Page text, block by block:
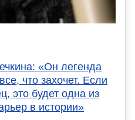
«Он легенда
что захочет. Если
это будет одна из
в истории»